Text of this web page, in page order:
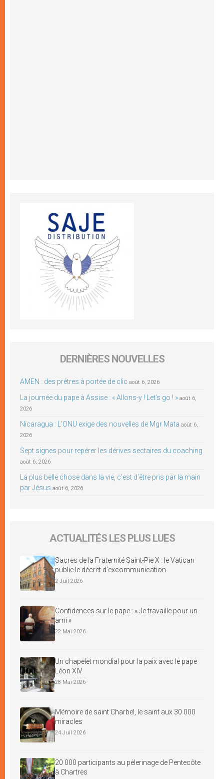
DERNIÈRES NOUVELLES
AMEN : des prêtres à portée de clic août 6, 2026
La journée du pape à Assise : « Allons-y ! Let’s go ! » août 6,
2026
Nicaragua : L’ONU exige des nouvelles de Mgr Mata août 6,
2026
Sept signes pour repérer les dérives sectaires du coaching
août 6, 2026
La plus belle chose dans la vie, c’est d’être pris par la main
par Jésus août 6, 2026
ACTUALITÉS LES PLUS LUES
Sacres de la Fraternité Saint-Pie X : le Vatican
publie le décret d’excommunication
2 Juil 2026
Confidences sur le pape : « Je travaille pour un
ami »
22 Mai 2026
Un chapelet mondial pour la paix avec le pape
Léon XIV
28 Mai 2026
Mémoire de saint Charbel, le saint aux 30 000
miracles
24 Juil 2026
20 000 participants au pèlerinage de Pentecôte
à Chartres